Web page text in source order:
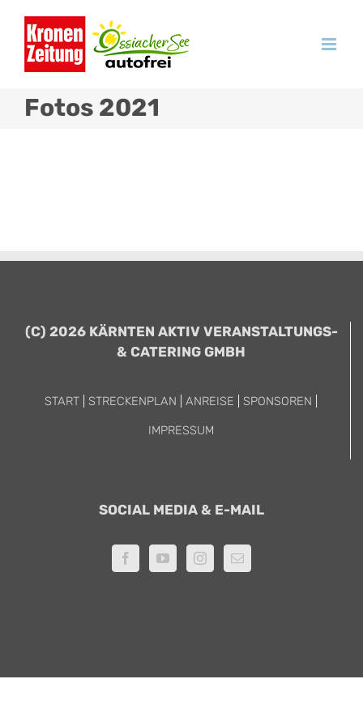
Zum
Inhalt
springen
Fotos 2021
(C) 2026 KÄRNTEN AKTIV VERANSTALTUNGS-
& CATERING GMBH
START STRECKENPLAN ANREISE SPONSOREN
IMPRESSUM
SOCIAL MEDIA & E-MAIL